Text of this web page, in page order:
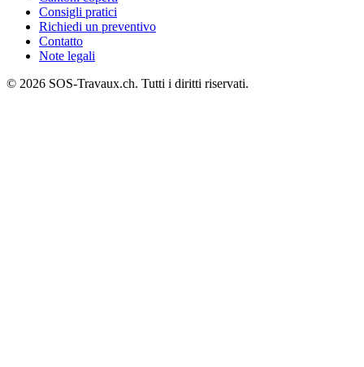
Consigli pratici
Richiedi un preventivo
Contatto
Note legali
© 2026 SOS-Travaux.ch. Tutti i diritti riservati.